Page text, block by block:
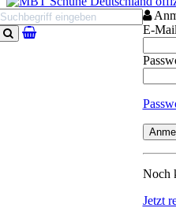
Suchen
E-
Noch
Jetzt